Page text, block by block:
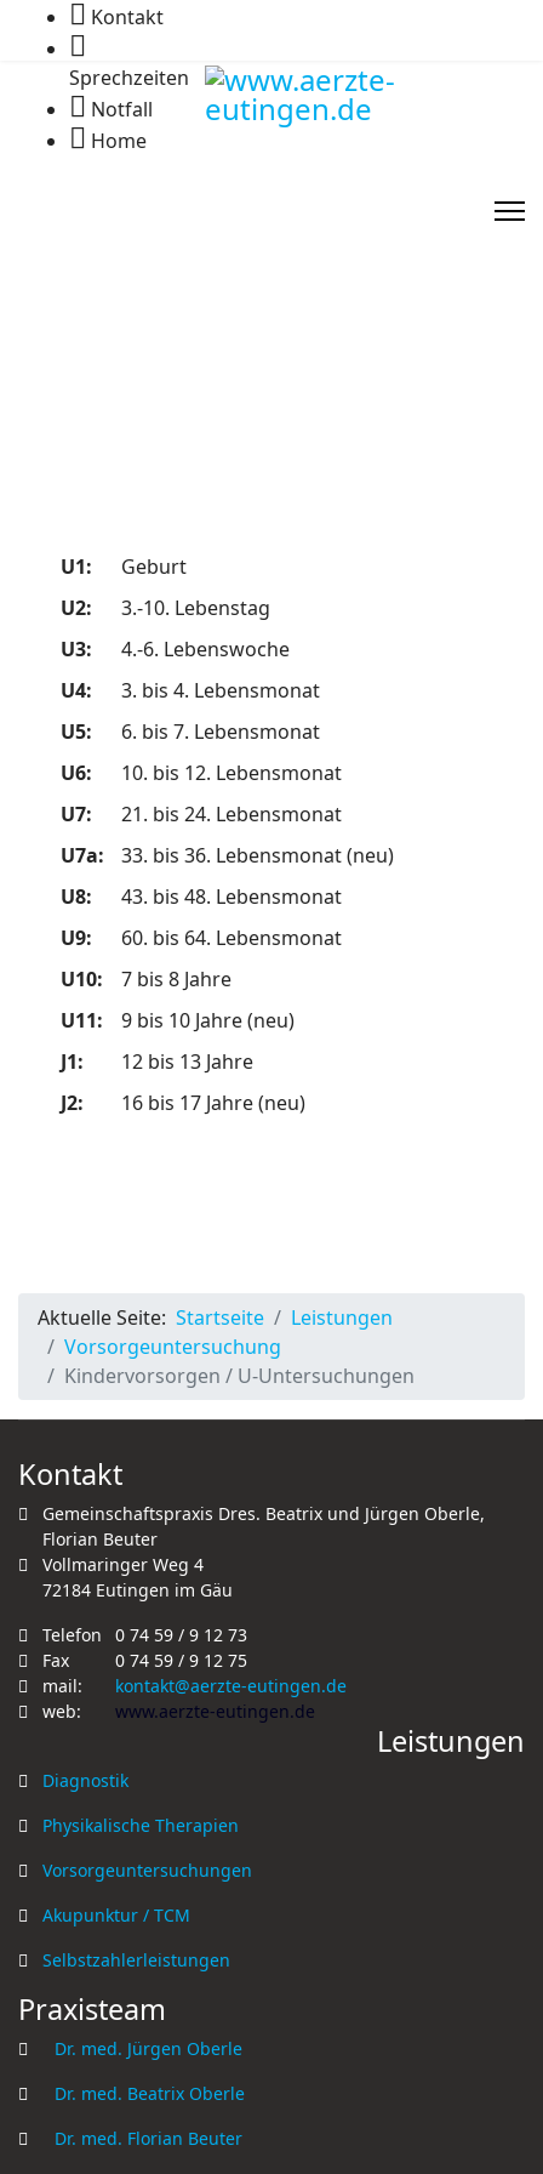
Kontakt
Sprechzeiten
Notfall
Home
U1:
Geburt
U2:
3.-10. Lebenstag
U3:
4.-6. Lebenswoche
U4:
3. bis 4. Lebensmonat
U5:
6. bis 7. Lebensmonat
U6:
10. bis 12. Lebensmonat
U7:
21. bis 24. Lebensmonat
U7a:
33. bis 36. Lebensmonat (neu)
U8:
43. bis 48. Lebensmonat
U9:
60. bis 64. Lebensmonat
U10:
7 bis 8 Jahre
U11:
9 bis 10 Jahre (neu)
J1:
12 bis 13 Jahre
J2:
16 bis 17 Jahre (neu)
Aktuelle Seite: Startseite
Leistungen
Vorsorgeuntersuchung
Kindervorsorgen / U-Untersuchungen
Kontakt
Gemeinschaftspraxis Dres. Beatrix und Jürgen Oberle,
Florian Beuter
Vollmaringer Weg 4
72184 Eutingen im Gäu
Telefon
0 74 59 / 9 12 73
Fax
0 74 59 / 9 12 75
mail:
kontakt@aerzte-eutingen.de
web:
www.aerzte-eutingen.de
Leistungen
Diagnostik
Physikalische Therapien
Vorsorgeuntersuchungen
Akupunktur / TCM
Selbstzahlerleistungen
Praxisteam
Dr. med. Jürgen Oberle
Dr. med. Beatrix Oberle
Dr. med. Florian Beuter